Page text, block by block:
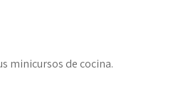
minicursos de cocina.